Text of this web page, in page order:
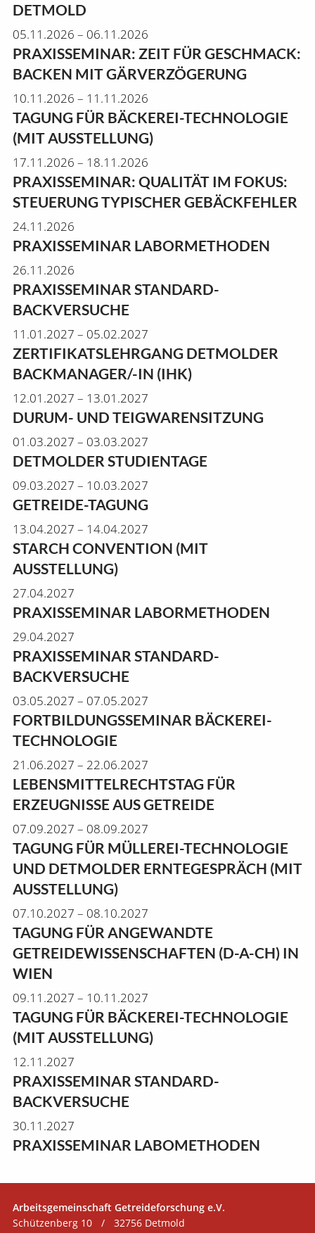
DETMOLD
05.11.2026 – 06.11.2026
PRAXISSEMINAR: ZEIT FÜR GESCHMACK:
BACKEN MIT GÄRVERZÖGERUNG
10.11.2026 – 11.11.2026
TAGUNG FÜR BÄCKEREI-TECHNOLOGIE
(MIT AUSSTELLUNG)
17.11.2026 – 18.11.2026
PRAXISSEMINAR: QUALITÄT IM FOKUS:
STEUERUNG TYPISCHER GEBÄCKFEHLER
24.11.2026
PRAXISSEMINAR LABORMETHODEN
26.11.2026
PRAXISSEMINAR STANDARD-
BACKVERSUCHE
11.01.2027 – 05.02.2027
ZERTIFIKATSLEHRGANG DETMOLDER
BACKMANAGER/-IN (IHK)
12.01.2027 – 13.01.2027
DURUM- UND TEIGWARENSITZUNG
01.03.2027 – 03.03.2027
DETMOLDER STUDIENTAGE
09.03.2027 – 10.03.2027
GETREIDE-TAGUNG
13.04.2027 – 14.04.2027
STARCH CONVENTION (MIT
AUSSTELLUNG)
27.04.2027
PRAXISSEMINAR LABORMETHODEN
29.04.2027
PRAXISSEMINAR STANDARD-
BACKVERSUCHE
03.05.2027 – 07.05.2027
FORTBILDUNGSSEMINAR BÄCKEREI-
TECHNOLOGIE
21.06.2027 – 22.06.2027
LEBENSMITTELRECHTSTAG FÜR
ERZEUGNISSE AUS GETREIDE
07.09.2027 – 08.09.2027
TAGUNG FÜR MÜLLEREI-TECHNOLOGIE
UND DETMOLDER ERNTEGESPRÄCH (MIT
AUSSTELLUNG)
07.10.2027 – 08.10.2027
TAGUNG FÜR ANGEWANDTE
GETREIDEWISSENSCHAFTEN (D-A-CH) IN
WIEN
09.11.2027 – 10.11.2027
TAGUNG FÜR BÄCKEREI-TECHNOLOGIE
(MIT AUSSTELLUNG)
12.11.2027
PRAXISSEMINAR STANDARD-
BACKVERSUCHE
30.11.2027
PRAXISSEMINAR LABOMETHODEN
Arbeitsgemeinschaft Getreideforschung e.V.
Schützenberg 10
/
32756 Detmold